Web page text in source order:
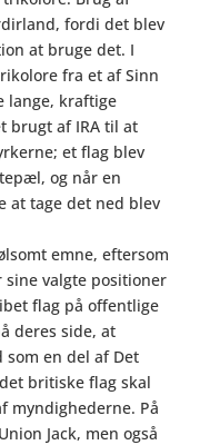
fordi det blev
at bruge det. I
fra et af Sinn
lange, kraftige
brugt af IRA til at
et flag blev
og når en
at tage det ned blev
emne, eftersom
valgte positioner
flag på offentlige
deres side, at
en del af Det
britiske flag skal
myndighederne. På
Jack, men også